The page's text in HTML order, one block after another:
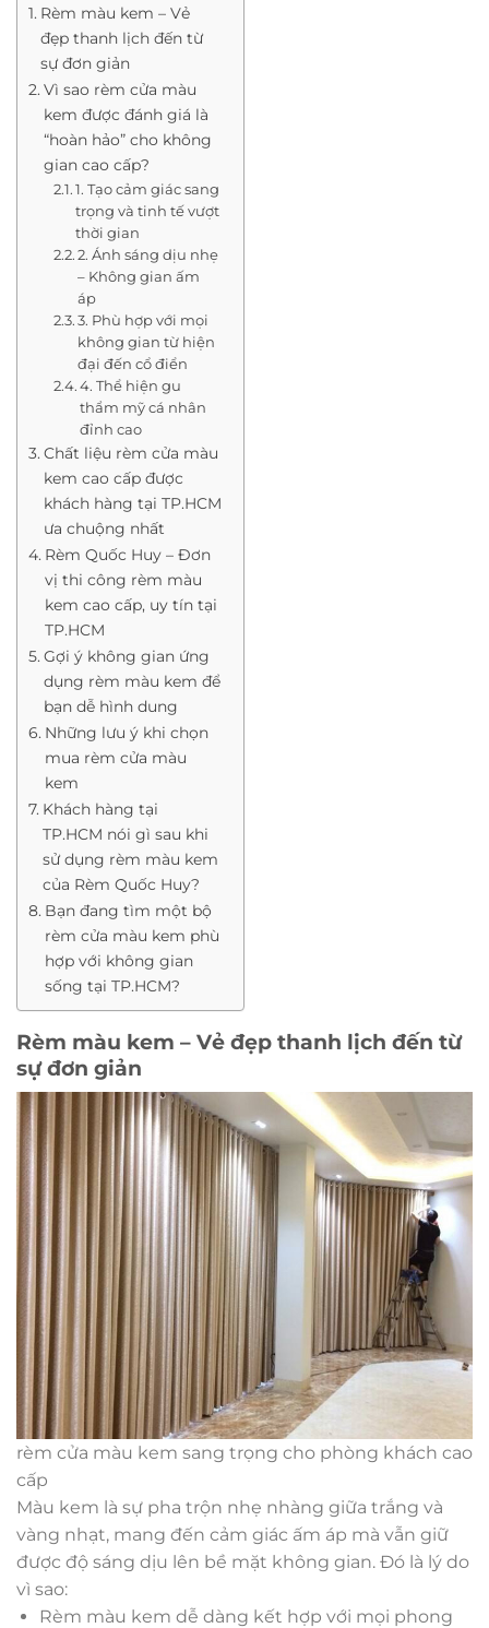
Rèm màu kem – Vẻ
đẹp thanh lịch đến từ
sự đơn giản
Vì sao rèm cửa màu
kem được đánh giá là
“hoàn hảo” cho không
gian cao cấp?
1. Tạo cảm giác sang
trọng và tinh tế vượt
thời gian
2. Ánh sáng dịu nhẹ
– Không gian ấm
áp
3. Phù hợp với mọi
không gian từ hiện
đại đến cổ điển
4. Thể hiện gu
thẩm mỹ cá nhân
đỉnh cao
Chất liệu rèm cửa màu
kem cao cấp được
khách hàng tại TP.HCM
ưa chuộng nhất
Rèm Quốc Huy – Đơn
vị thi công rèm màu
kem cao cấp, uy tín tại
TP.HCM
Gợi ý không gian ứng
dụng rèm màu kem để
bạn dễ hình dung
Những lưu ý khi chọn
mua rèm cửa màu
kem
Khách hàng tại
TP.HCM nói gì sau khi
sử dụng rèm màu kem
của Rèm Quốc Huy?
Bạn đang tìm một bộ
rèm cửa màu kem phù
hợp với không gian
sống tại TP.HCM?
Rèm màu kem – Vẻ đẹp thanh lịch đến từ
sự đơn giản
rèm cửa màu kem sang trọng cho phòng khách cao
cấp
Màu kem là sự pha trộn nhẹ nhàng giữa trắng và
vàng nhạt, mang đến cảm giác ấm áp mà vẫn giữ
được độ sáng dịu lên bề mặt không gian. Đó là lý do
vì sao:
Rèm màu kem dễ dàng kết hợp với mọi phong